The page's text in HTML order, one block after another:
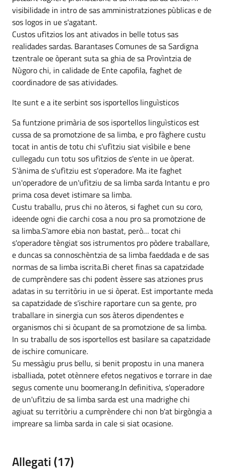
visibilidade in intro de sas amministratziones pùblicas e de
sos logos in ue s'agatant.
Custos ufìtzios los ant ativados in belle totus sas
realidades sardas. Barantases Comunes de sa Sardigna
tzentrale oe òperant suta sa ghia de sa Provìntzia de
Nùgoro chi, in calidade de Ente capofila, faghet de
coordinadore de sas atividades.
Ite sunt e a ite serbint sos isportellos linguìsticos
Sa funtzione primària de sos isportellos linguìsticos est
cussa de sa promotzione de sa limba, e pro fàghere custu
tocat in antis de totu chi s'ufìtziu siat visìbile e bene
cullegadu cun totu sos ufìtzios de s'ente in ue òperat.
S'ànima de s'ufìtziu est s'operadore. Ma ite faghet
un'operadore de un'ufìtziu de sa limba sarda Intantu e pro
prima cosa devet istimare sa limba.
Custu traballu, prus chi no àteros, si faghet cun su coro,
ideende ogni die carchi cosa a nou pro sa promotzione de
sa limba.S'amore ebia non bastat, però… tocat chi
s'operadore tèngiat sos istrumentos pro pòdere traballare,
e duncas sa connoschèntzia de sa limba faeddada e de sas
normas de sa limba iscrita.Bi cheret finas sa capatzidade
de cumprèndere sas chi podent èssere sas atziones prus
adatas in su territòriu in ue si òperat. Est importante meda
sa capatzidade de s'ischire raportare cun sa gente, pro
traballare in sinergia cun sos àteros dipendentes e
organismos chi si òcupant de sa promotzione de sa limba.
In su traballu de sos isportellos est basilare sa capatzidade
de ischire comunicare.
Su messàgiu prus bellu, si benit propostu in una manera
isballiada, potet otènnere efetos negativos e torrare in dae
segus comente unu boomerang.In definitiva, s'operadore
de un'ufìtziu de sa limba sarda est una madrighe chi
agiuat su territòriu a cumprèndere chi non b'at birgòngia a
impreare sa limba sarda in cale si siat ocasione.
Allegati (17)